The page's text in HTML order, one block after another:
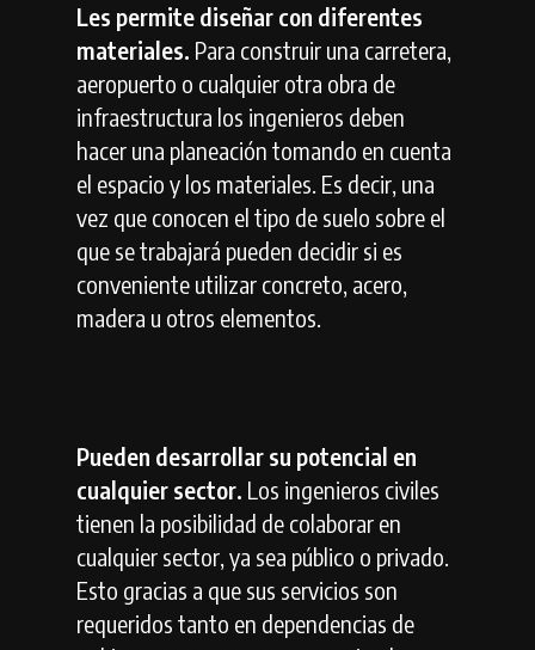
Les permite diseñar con diferentes
materiales. Para construir una carretera,
aeropuerto o cualquier otra obra de
infraestructura los ingenieros deben
hacer una planeación tomando en cuenta
el espacio y los materiales. Es decir, una
vez que conocen el tipo de suelo sobre el
que se trabajará pueden decidir si es
conveniente utilizar concreto, acero,
madera u otros elementos.
Pueden desarrollar su potencial en
cualquier sector. Los ingenieros civiles
tienen la posibilidad de colaborar en
cualquier sector, ya sea público o privado.
Esto gracias a que sus servicios son
requeridos tanto en dependencias de